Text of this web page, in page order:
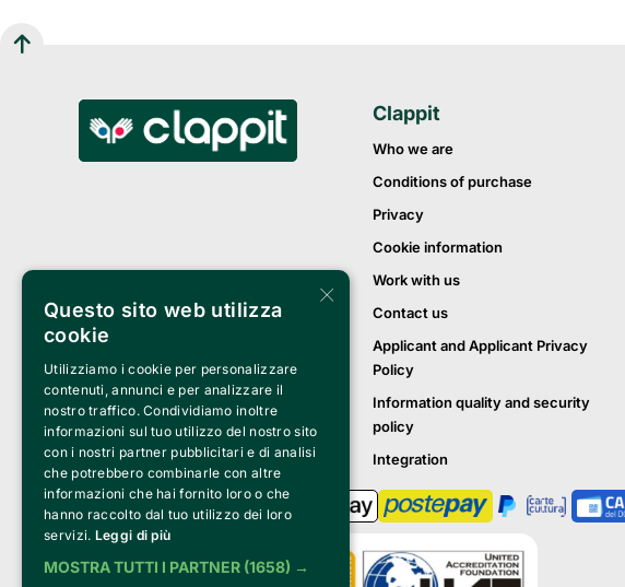
Clappit
Who we are
Conditions of purchase
Privacy
Cookie information
Work with us
Contact us
Applicant and Applicant Privacy
Policy
Information quality and security
policy
Integration
×
Questo sito web utilizza
cookie
Utilizziamo i cookie per personalizzare
contenuti, annunci e per analizzare il
nostro traffico. Condividiamo inoltre
informazioni sul tuo utilizzo del nostro sito
con i nostri partner pubblicitari e di analisi
che potrebbero combinarle con altre
informazioni che hai fornito loro o che
hanno raccolto dal tuo utilizzo dei loro
servizi. Leggi di più
MOSTRA TUTTI I PARTNER (1658) →